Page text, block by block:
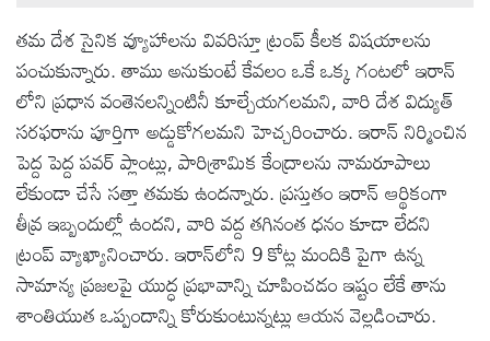
తమ దేశ సైనిక వ్యూహాలను వివరిస్తూ ట్రంప్ కీలక విషయాలను
పంచుకున్నారు. తాము అనుకుంటే కేవలం ఒకే ఒక్క గంటలో ఇరాన్
లోని ప్రధాన వంతెనలన్నింటినీ కూల్చేయగలమని, వారి దేశ విద్యుత్
సరఫరాను పూర్తిగా అడ్డుకోగలమని హెచ్చరించారు. ఇరాన్ నిర్మించిన
పెద్ద పెద్ద పవర్‌ ప్లాంట్లు, పారిశ్రామిక కేంద్రాలను నామరూపాలు
లేకుండా చేసే సత్తా తమకు ఉందన్నారు. ప్రస్తుతం ఇరాన్ ఆర్థికంగా
తీవ్ర ఇబ్బందుల్లో ఉందని, వారి వద్ద తగినంత ధనం కూడా లేదని
ట్రంప్ వ్యాఖ్యానించారు. ఇరాన్‌లోని 9 కోట్ల మందికి పైగా ఉన్న
సామాన్య ప్రజలపై యుద్ధ ప్రభావాన్ని చూపించడం ఇష్టం లేకే తాను
శాంతియుత ఒప్పందాన్ని కోరుకుంటున్నట్లు ఆయన వెల్లడించారు.